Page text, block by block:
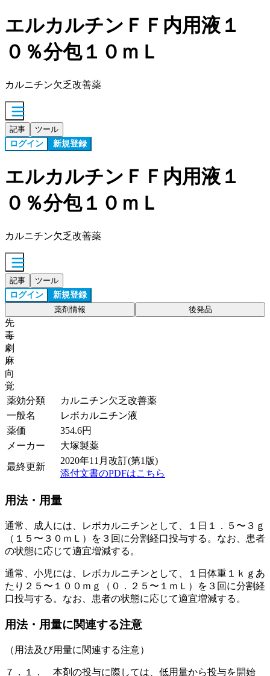
エルカルチンＦＦ内用液１
０％分包１０ｍＬ
カルニチン欠乏改善薬
記事 ツール
ログイン 新規登録
エルカルチンＦＦ内用液１
０％分包１０ｍＬ
カルニチン欠乏改善薬
記事 ツール
ログイン 新規登録
薬剤情報 後発品
先
毒
劇
麻
向
覚
薬効分類
カルニチン欠乏改善薬
一般名
レボカルニチン液
薬価
354.6円
メーカー
大塚製薬
最終更新
2020年11月改訂(第1版)
添付文書のPDFはこちら
用法・用量
通常、成人には、レボカルニチンとして、１日１．５〜３ｇ
（１５〜３０ｍＬ）を３回に分割経口投与する。なお、患者
の状態に応じて適宜増減する。
通常、小児には、レボカルニチンとして、１日体重１ｋｇあ
たり２５〜１００ｍｇ（０．２５〜１ｍＬ）を３回に分割経
口投与する。なお、患者の状態に応じて適宜増減する。
用法・用量に関連する注意
（用法及び用量に関連する注意）
７．１． 本剤の投与に際しては、低用量から投与を開始